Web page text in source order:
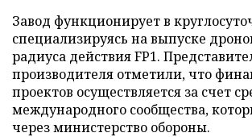
Завод функционирует в
специализируясь на выпуске
радиуса действия FP1.
производителя отметили, что
проектов осуществляется за счет
международного сообщества,
через министерство обороны.